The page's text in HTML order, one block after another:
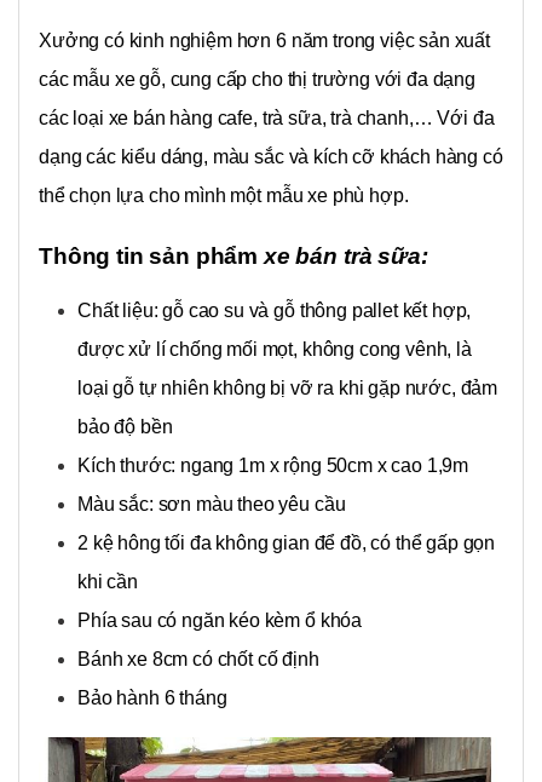
Xưởng có kinh nghiệm hơn 6 năm trong việc sản xuất
các mẫu xe gỗ, cung cấp cho thị trường với đa dạng
các loại xe bán hàng cafe, trà sữa, trà chanh,… Với đa
dạng các kiểu dáng, màu sắc và kích cỡ khách hàng có
thể chọn lựa cho mình một mẫu xe phù hợp.
Thông tin sản phẩm xe bán trà sữa:
Chất liệu: gỗ cao su và gỗ thông pallet kết hợp,
được xử lí chống mối mọt, không cong vênh, là
loại gỗ tự nhiên không bị vỡ ra khi gặp nước, đảm
bảo độ bền
Kích thước: ngang 1m x rộng 50cm x cao 1,9m
Màu sắc: sơn màu theo yêu cầu
2 kệ hông tối đa không gian để đồ, có thể gấp gọn
khi cần
Phía sau có ngăn kéo kèm ổ khóa
Bánh xe 8cm có chốt cố định
Bảo hành 6 tháng